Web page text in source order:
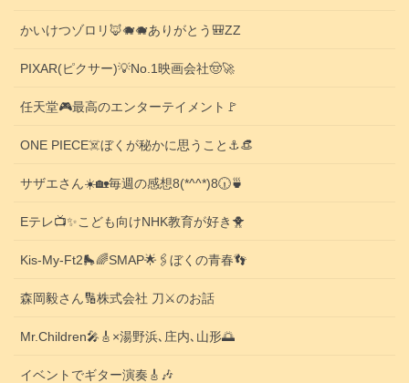
かいけつゾロリ🦊🐗🐗ありがとう🎒ZZ
PIXAR(ピクサー)💡No.1映画会社🤠🚀
任天堂🎮️最高のエンターテイメント🚩
ONE PIECE☠️ぼくが秘かに思うこと⚓️👒
サザエさん☀️🏡毎週の感想8(*^^*)8🕡️🍵
Eテレ📺️✨こども向けNHK教育が好き🐥
Kis-My-Ft2🛼🌈SMAP🌟🖇️ぼくの青春👣
森岡毅さん🔢株式会社 刀⚔️のお話
Mr.Children🎤🎸×湯野浜､庄内､山形🌅
イベントでギター演奏🎸🎶